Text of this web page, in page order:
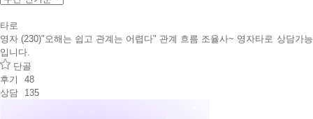
타로
영자 (230)
상담가능
"오해는 쉽고 관계는 어렵다" 관계 흐름 조율사~ 영자타로
입니다.
단골
후기
48
상담
135